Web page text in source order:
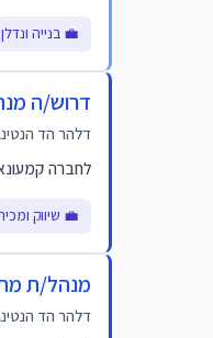
💼 בנייה ונדלן
דרוש/ה
דלהר הד
לחברה
💼 שיווק
מנהל/ת
דלהר הד